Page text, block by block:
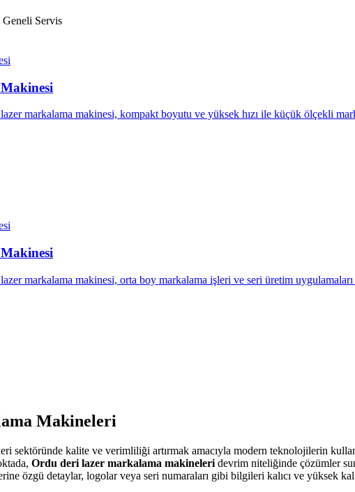
Servis
markalama makinesi, kompakt boyutu ve yüksek hızı ile küçük ölçekli
markalama makinesi, orta boy markalama işleri ve seri üretim
Makineleri
sektöründe kalite ve verimliliği artırmak amacıyla modern teknolojilerin
Ordu deri lazer markalama makineleri devrim niteliğinde çözümler
özgü detaylar, logolar veya seri numaraları gibi bilgileri kalıcı ve yüksek